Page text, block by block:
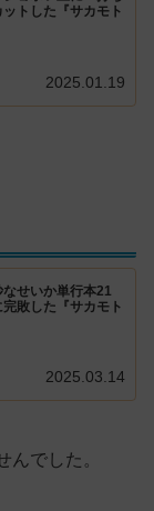
トした『サカモト
2025.01.19
なせいか単行本21
敗した『サカモト
2025.03.14
んでした。